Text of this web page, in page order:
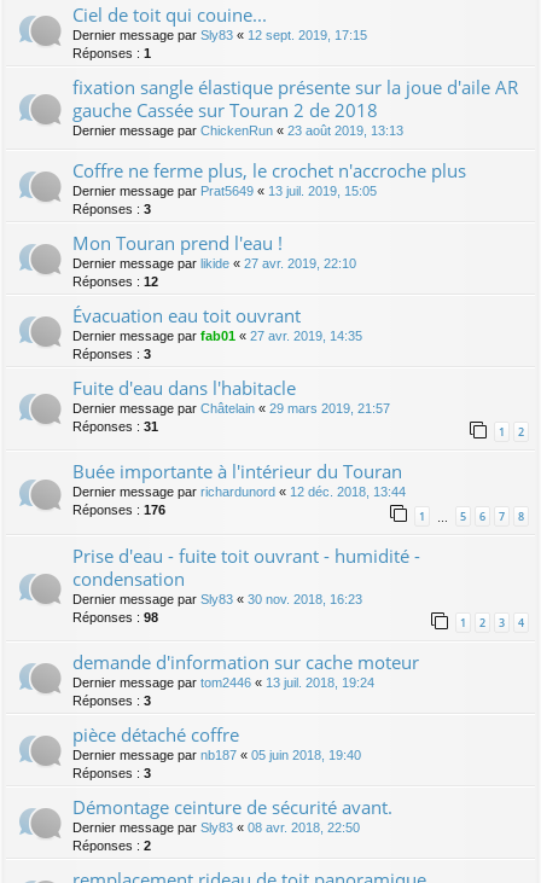
Ciel de toit qui couine...
Dernier message par Sly83 « 12 sept. 2019, 17:15
Réponses : 1
fixation sangle élastique présente sur la joue d'aile AR
gauche Cassée sur Touran 2 de 2018
Dernier message par ChickenRun « 23 août 2019, 13:13
Coffre ne ferme plus, le crochet n'accroche plus
Dernier message par Prat5649 « 13 juil. 2019, 15:05
Réponses : 3
Mon Touran prend l'eau !
Dernier message par likide « 27 avr. 2019, 22:10
Réponses : 12
Évacuation eau toit ouvrant
Dernier message par fab01 « 27 avr. 2019, 14:35
Réponses : 3
Fuite d'eau dans l'habitacle
Dernier message par Châtelain « 29 mars 2019, 21:57
Réponses : 31 1 2
Buée importante à l'intérieur du Touran
Dernier message par richardunord « 12 déc. 2018, 13:44
Réponses : 176 1 5 6 7 8
Prise d'eau - fuite toit ouvrant - humidité -
condensation
Dernier message par Sly83 « 30 nov. 2018, 16:23
Réponses : 98 1 2 3 4
demande d'information sur cache moteur
Dernier message par tom2446 « 13 juil. 2018, 19:24
Réponses : 3
pièce détaché coffre
Dernier message par nb187 « 05 juin 2018, 19:40
Réponses : 3
Démontage ceinture de sécurité avant.
Dernier message par Sly83 « 08 avr. 2018, 22:50
Réponses : 2